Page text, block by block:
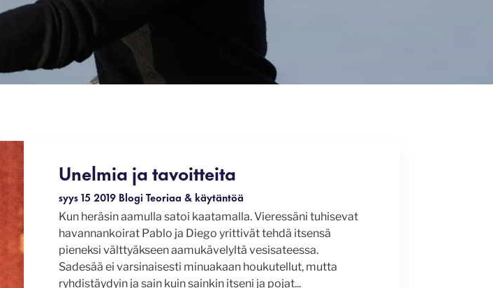
Unelmia ja tavoitteita
syys 15 2019 Blogi Teoriaa & käytäntöä
Kun heräsin aamulla satoi kaatamalla. Vieressäni tuhisevat
havannankoirat Pablo ja Diego yrittivät tehdä itsensä
pieneksi välttyäkseen aamukävelyltä vesisateessa.
Sadesää ei varsinaisesti minuakaan houkutellut, mutta
ryhdistäydyin ja sain kuin sainkin itseni ja pojat...